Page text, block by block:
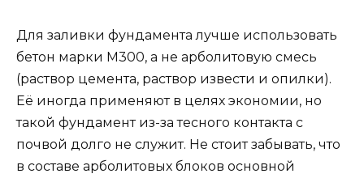
Для заливки фундамента лучше использовать
бетон марки М300, а не арболитовую смесь
(раствор цемента, раствор извести и опилки).
Её иногда применяют в целях экономии, но
такой фундамент из-за тесного контакта с
почвой долго не служит. Не стоит забывать, что
в составе арболитовых блоков основной